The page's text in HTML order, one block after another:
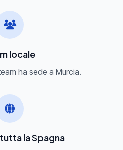
locale
ha sede a Murcia.
la Spagna